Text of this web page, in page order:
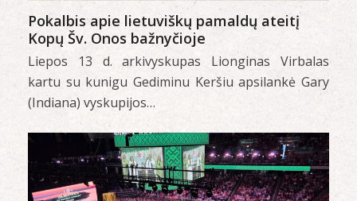
Pokalbis apie lietuviškų pamaldų ateitį
Kopų Šv. Onos bažnyčioje
Liepos 13 d. arkivyskupas Lionginas Virbalas
kartu su kunigu Gediminu Keršiu apsilankė Gary
(Indiana) vyskupijos…